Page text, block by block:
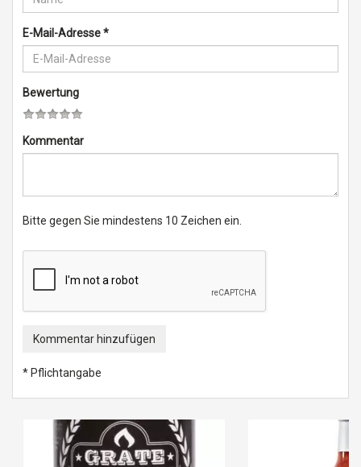
E-Mail-Adresse*
Bewertung
Kommentar
Bitte gegen Sie mindestens 10 Zeichen ein.
Kommentar hinzufügen
* Pflichtangabe